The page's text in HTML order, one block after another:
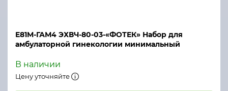
Е81М-ГАМ4 ЭХВЧ-80-03-«ФОТЕК» Набор для
амбулаторной гинекологии минимальный
В наличии
Цену уточняйте